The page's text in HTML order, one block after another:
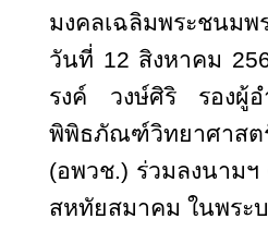
มงคลเฉลิมพระชนม
วันที่ 12 สิงหาคม
รงค์ วงษ์ศิริ รองผู้อ
พิพิธภัณฑ์วิทยาศาสต
(อพวช.) ร่วมลงนาม
สหทัยสมาคม ในพระ